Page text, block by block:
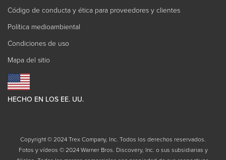
Código de conducta y ética para proveedores y clientes
Política medioambiental
Condiciones de uso
Mapa del sitio
HECHO EN LOS EE. UU.
Copyright © 2024 Trex Company, Inc. Todos los derechos reservados.
Fotos y vídeos © 2024 Warner Bros. Discovery, Inc. o sus subsidiarias y